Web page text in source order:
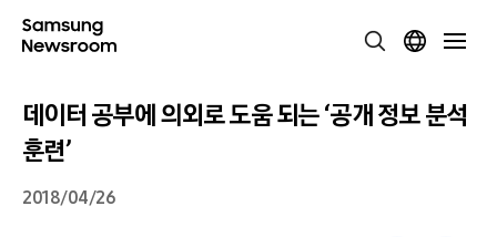
데이터 공부에 의외로 도움 되는 ‘공개 정보 분석
훈련’
2018/04/26